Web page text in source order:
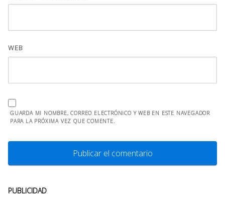
WEB
GUARDA MI NOMBRE, CORREO ELECTRÓNICO Y WEB EN ESTE NAVEGADOR
PARA LA PRÓXIMA VEZ QUE COMENTE.
PUBLICIDAD